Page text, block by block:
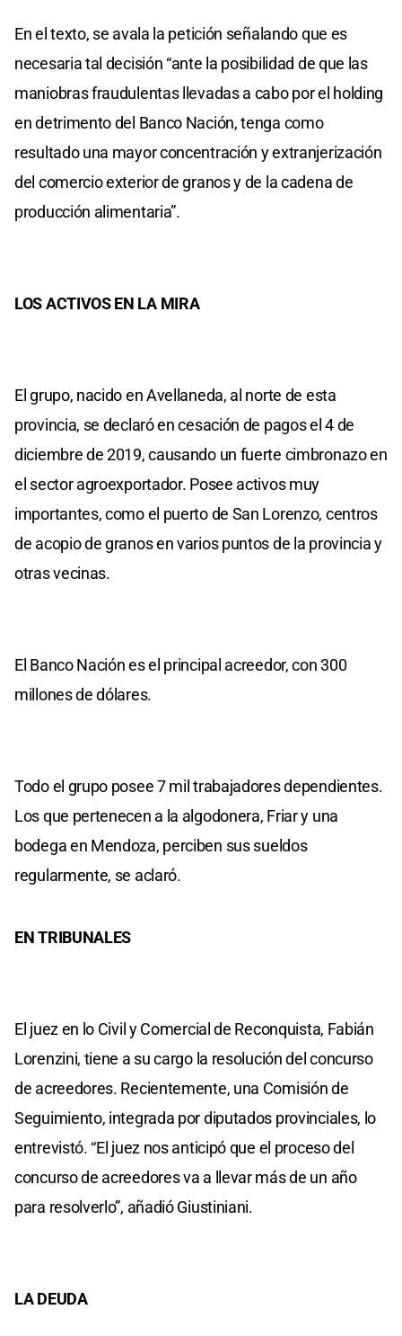
En el texto, se avala la petición señalando que es
necesaria tal decisión “ante la posibilidad de que las
maniobras fraudulentas llevadas a cabo por el holding
en detrimento del Banco Nación, tenga como
resultado una mayor concentración y extranjerización
del comercio exterior de granos y de la cadena de
producción alimentaria”.
LOS ACTIVOS EN LA MIRA
El grupo, nacido en Avellaneda, al norte de esta
provincia, se declaró en cesación de pagos el 4 de
diciembre de 2019, causando un fuerte cimbronazo en
el sector agroexportador. Posee activos muy
importantes, como el puerto de San Lorenzo, centros
de acopio de granos en varios puntos de la provincia y
otras vecinas.
El Banco Nación es el principal acreedor, con 300
millones de dólares.
Todo el grupo posee 7 mil trabajadores dependientes.
Los que pertenecen a la algodonera, Friar y una
bodega en Mendoza, perciben sus sueldos
regularmente, se aclaró.
EN TRIBUNALES
El juez en lo Civil y Comercial de Reconquista, Fabián
Lorenzini, tiene a su cargo la resolución del concurso
de acreedores. Recientemente, una Comisión de
Seguimiento, integrada por diputados provinciales, lo
entrevistó. “El juez nos anticipó que el proceso del
concurso de acreedores va a llevar más de un año
para resolverlo”, añadió Giustiniani.
LA DEUDA